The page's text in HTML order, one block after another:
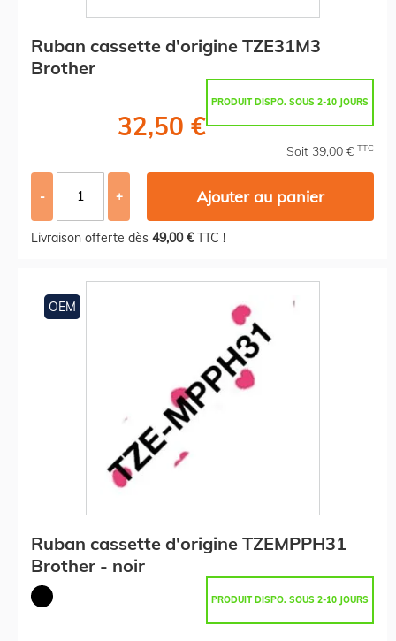
Ruban cassette d'origine TZE31M3
Brother
PRODUIT DISPO. SOUS 2-10 JOURS
32,50 €
Soit 39,00 € TTC
- + Ajouter au panier
Livraison offerte dès 49,00 €TTC !
OEM
Ruban cassette d'origine TZEMPPH31
Brother - noir
PRODUIT DISPO. SOUS 2-10 JOURS